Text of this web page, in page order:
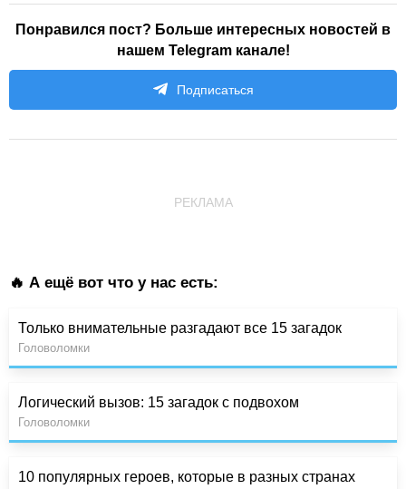
Понравился пост? Больше интересных новостей в
нашем Telegram канале!
Подписаться
РЕКЛАМА
🔥 А ещё вот что у нас есть:
Только внимательные разгадают все 15 загадок
Головоломки
Логический вызов: 15 загадок с подвохом
Головоломки
10 популярных героев, которые в разных странах